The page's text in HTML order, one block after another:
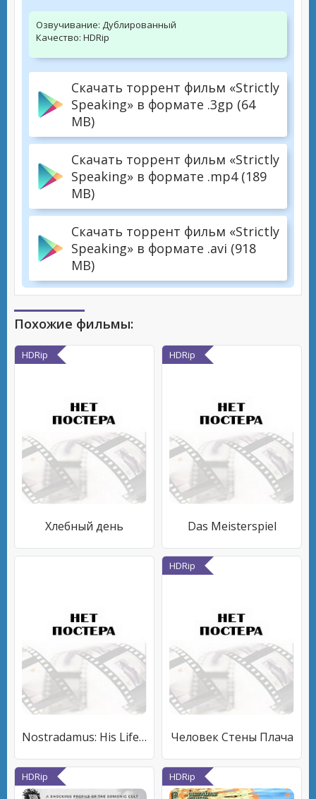
Озвучивание: Дублированный
Качество: HDRip
Скачать торрент фильм «Strictly
Speaking» в формате .3gp (64
MB)
Скачать торрент фильм «Strictly
Speaking» в формате .mp4 (189
MB)
Скачать торрент фильм «Strictly
Speaking» в формате .avi (918
MB)
Похожие фильмы:
HDRip
Хлебный день
HDRip
Das Meisterspiel
Nostradamus: His Life and Prophecies
HDRip
Человек Стены Плача
HDRip HDRip